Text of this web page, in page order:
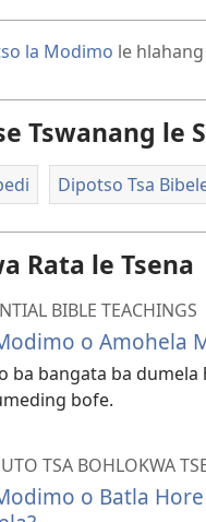
la Modimo le
Tswanang le
Dipotso Tsa
Rata le Tsena
BIBLE TEACHINGS
o Amohela
ba bangata ba
bofe.
TSA BOHLOKWA
o Batla